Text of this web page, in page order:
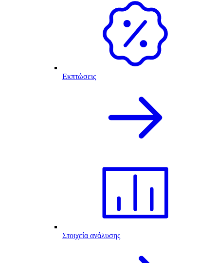
Εκπτώσεις
Στοιχεία ανάλυσης